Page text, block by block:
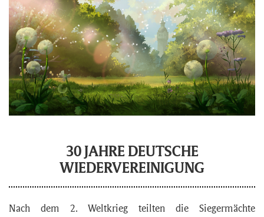
30 JAHRE DEUTSCHE
WIEDERVEREINIGUNG
Nach dem 2. Weltkrieg teilten die Sieger­mächte